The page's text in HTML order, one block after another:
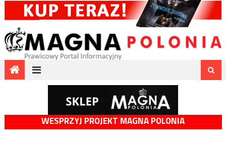
WESPRZYJ PROJEKT MAGNA POLONIA